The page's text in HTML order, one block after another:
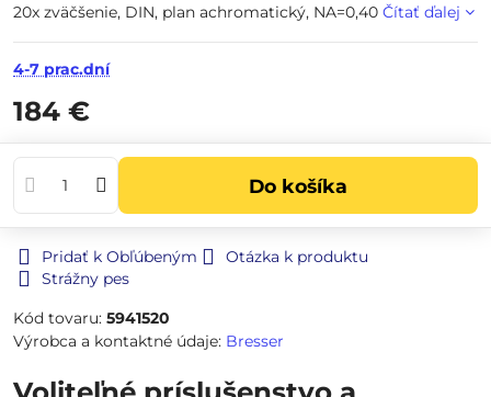
20x zväčšenie, DIN, plan achromatický, NA=0,40 Čítať ďalej
4-7 prac.dní
184 €
Do košíka
Pridať k Obľúbeným
Otázka k produktu
Strážny pes
Kód tovaru: 5941520
Výrobca a kontaktné údaje: Bresser